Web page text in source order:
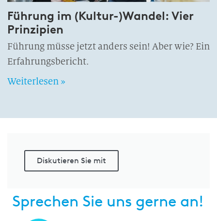
Führung im (Kultur-)Wandel: Vier
Prinzipien
Führung müsse jetzt anders sein! Aber wie? Ein
Erfahrungsbericht.
Weiterlesen »
Diskutieren Sie mit
Sprechen Sie uns gerne an!